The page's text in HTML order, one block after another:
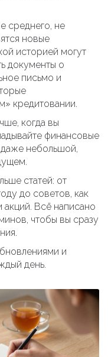
среднего, не
новые
историей могут
документы о
письмо и
кредитовании.
когда вы
финансовые
небольшой,
статей: от
до советов, как
акций. Всё написано
чтобы вы сразу
и
день.